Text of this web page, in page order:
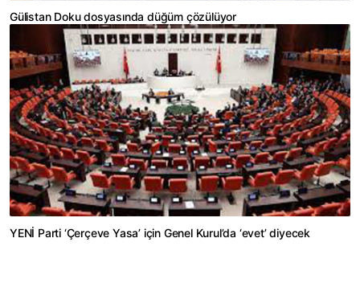
Gülistan Doku dosyasında düğüm çözülüyor
YENİ Parti ‘Çerçeve Yasa’ için Genel Kurul’da ‘evet’ diyecek